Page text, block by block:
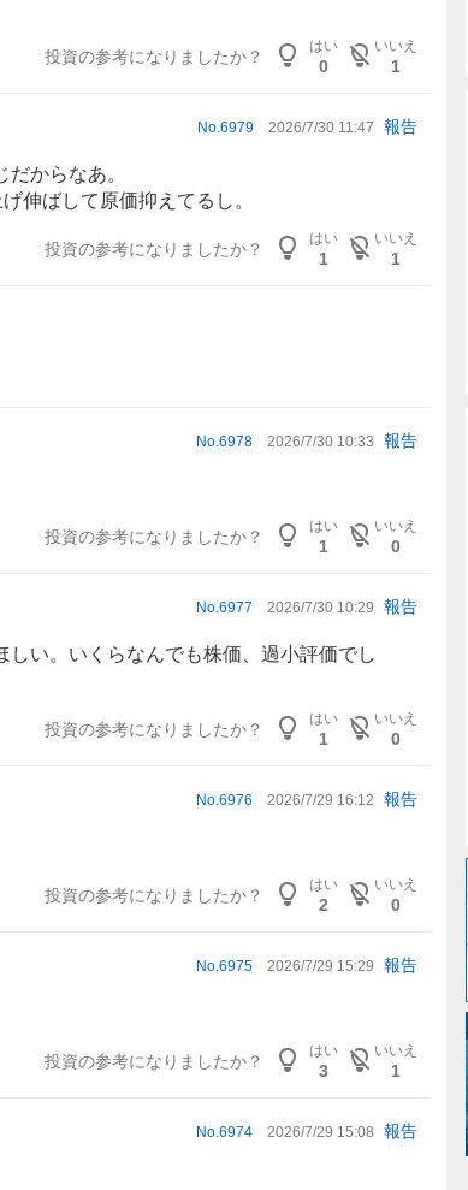
投資の参考になりましたか？
はい
0
いいえ
1
No. 6979 2026/7/30 11:47 報告
からなあ。
伸ばして原価抑えてるし。
投資の参考になりましたか？
はい
1
いいえ
1
No. 6978 2026/7/30 10:33 報告
投資の参考になりましたか？
はい
1
いいえ
0
No. 6977 2026/7/30 10:29 報告
い。いくらなんでも株価、過小評価でし
投資の参考になりましたか？
はい
1
いいえ
0
No. 6976 2026/7/29 16:12 報告
投資の参考になりましたか？
はい
2
いいえ
0
No. 6975 2026/7/29 15:29 報告
投資の参考になりましたか？
はい
3
いいえ
1
No. 6974 2026/7/29 15:08 報告